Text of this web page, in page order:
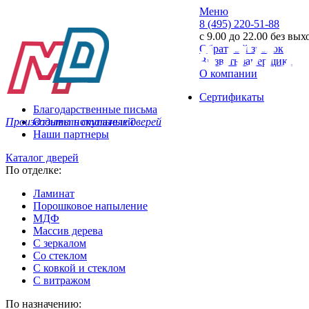
Производитель стальных дверей
Меню
8 (495) 220-51-88
с 9.00 до 22.00 без
Обратный звонок
Вызвать замерщика
О компании
Сертификаты
Благодарственные письма
Отзывы покупателей
Наши партнеры
Каталог дверей
По отделке:
Ламинат
Порошковое напыление
МДФ
Массив дерева
С зеркалом
Со стеклом
С ковкой и стеклом
С витражом
По назначению: